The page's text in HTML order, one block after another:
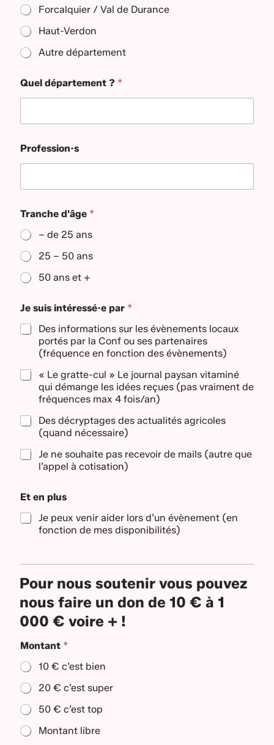
Forcalquier / Val de Durance
Haut-Verdon
Autre département
Quel département ? *
Profession·s
Tranche d'âge *
– de 25 ans
25 – 50 ans
50 ans et +
Je suis intéressé·e par *
Des informations sur les évènements locaux
portés par la Conf ou ses partenaires
(fréquence en fonction des évènements)
« Le gratte-cul » Le journal paysan vitaminé
qui démange les idées reçues (pas vraiment de
fréquences max 4 fois/an)
Des décryptages des actualités agricoles
(quand nécessaire)
Je ne souhaite pas recevoir de mails (autre que
l’appel à cotisation)
Et en plus
Je peux venir aider lors d’un évènement (en
fonction de mes disponibilités)
Pour nous soutenir vous pouvez
nous faire un don de 10 € à 1
000 € voire + !
a
r
D
é
c
l
a
r
Montant *
10 € c’est bien
20 € c’est super
50 € c’est top
Montant libre